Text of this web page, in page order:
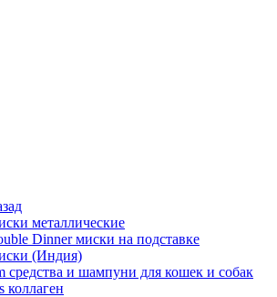
металлические
Dinner миски на подставке
(Индия)
средства и шампуни для кошек и собак
коллаген